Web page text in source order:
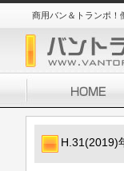
商用バン＆トランポ！
H.31(2019)